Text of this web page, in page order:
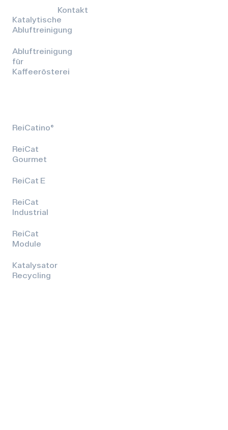
Katalytische
Abluftreinigung
Abluftreinigung
für
Kaffeerösterei
ReiCatino®
ReiCat
Gourmet
ReiCat E
ReiCat
Industrial
ReiCat
Module
Katalysator
Recycling
Kontakt